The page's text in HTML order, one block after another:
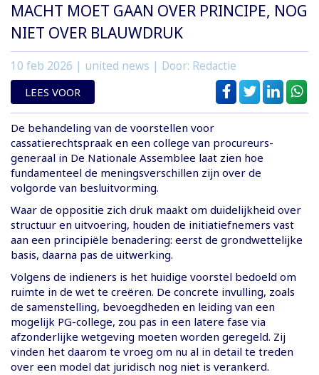
MACHT MOET GAAN OVER PRINCIPE, NOG
NIET OVER BLAUWDRUK
10 feb 2026 | united news | Door: Redactie
LEES VOOR
De behandeling van de voorstellen voor
cassatierechtspraak en een college van procureurs-
generaal in De Nationale Assemblee laat zien hoe
fundamenteel de meningsverschillen zijn over de
volgorde van besluitvorming.
Waar de oppositie zich druk maakt om duidelijkheid over
structuur en uitvoering, houden de initiatiefnemers vast
aan een principiële benadering: eerst de grondwettelijke
basis, daarna pas de uitwerking.
Volgens de indieners is het huidige voorstel bedoeld om
ruimte in de wet te creëren. De concrete invulling, zoals
de samenstelling, bevoegdheden en leiding van een
mogelijk PG-college, zou pas in een latere fase via
afzonderlijke wetgeving moeten worden geregeld. Zij
vinden het daarom te vroeg om nu al in detail te treden
over een model dat juridisch nog niet is verankerd.